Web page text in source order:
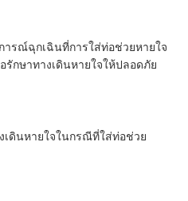
รณ์ฉุกเฉินที่การใส่ท่อช่วยหายใจ
รักษาทางเดินหายใจให้ปลอดภัย
เดินหายใจในกรณีที่ใส่ท่อช่วย